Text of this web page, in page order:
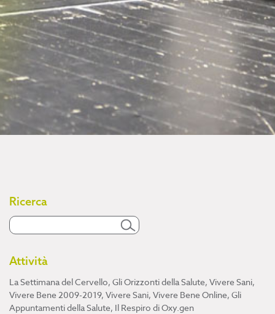
Ricerca
Attività
La Settimana del Cervello, Gli Orizzonti della Salute, Vivere Sani,
Vivere Bene 2009-2019, Vivere Sani, Vivere Bene Online, Gli
Appuntamenti della Salute, Il Respiro di Oxy.gen